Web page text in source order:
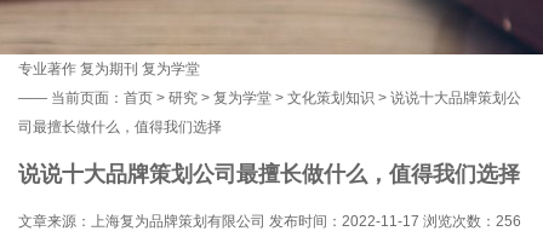
专业著作 复为期刊 复为学堂
—— 当前页面： 首页 > 研究 > 复为学堂 > 文化策划知识 > 说说十大品牌策划公
司最擅长做什么，值得我们选择
说说十大品牌策划公司最擅长做什么，值得我们选择
文章来源：上海复为品牌策划有限公司 发布时间：2022-11-17 浏览次数： 256